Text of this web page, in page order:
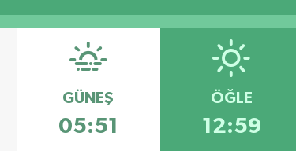
GÜNEŞ
05:51
ÖĞLE
12:59